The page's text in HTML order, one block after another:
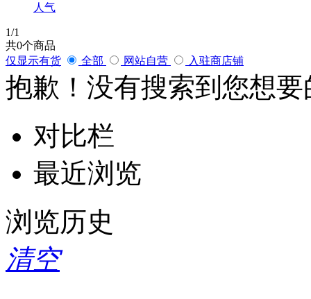
人气
1/1
共0个商品
仅显示有货
全部 网站自营 入驻商店铺
抱歉！没有搜索到您想
对比栏
最近浏览
浏览历史
清空